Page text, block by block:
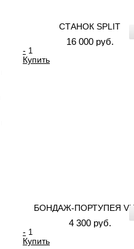
СТАНОК SPLIT
16 000 руб.
-
Купить
БОНДАЖ-ПОРТУПЕЯ
4 300 руб.
-
Купить